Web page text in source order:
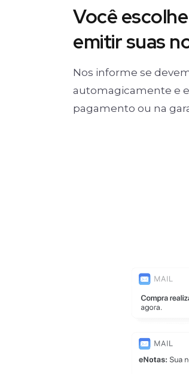
Você
emitir suas
Nos informe se
automagicamente e
pagamento ou na